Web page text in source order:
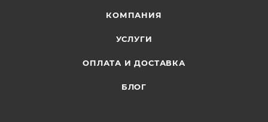
КОМПАНИЯ
УСЛУГИ
ОПЛАТА И ДОСТАВКА
БЛОГ